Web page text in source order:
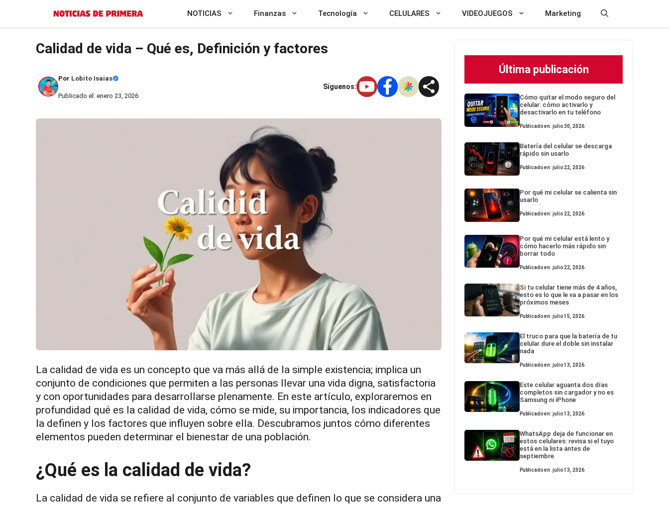
al
contenido
NOTICIAS Finanzas Tecnología CELULARES VIDEOJUEGOS Marketing
Calidad de vida – Qué es, Definición y factores
Por Lobito Isaias
Publicado el: enero 23, 2026
Síguenos:
La calidad de vida es un concepto que va más allá de la simple existencia; implica un
conjunto de condiciones que permiten a las personas llevar una vida digna, satisfactoria
y con oportunidades para desarrollarse plenamente. En este artículo, exploraremos en
profundidad qué es la calidad de vida, cómo se mide, su importancia, los indicadores que
la definen y los factores que influyen sobre ella. Descubramos juntos cómo diferentes
elementos pueden determinar el bienestar de una población.
¿Qué es la calidad de vida?
La calidad de vida se refiere al conjunto de variables que definen lo que se considera una
Última publicación
Cómo quitar el modo seguro del
celular: cómo activarlo y
desactivarlo en tu teléfono
Publicado en: julio 30, 2026
Batería del celular se descarga
rápido sin usarlo
Publicado en: julio 22, 2026
Por qué mi celular se calienta sin
usarlo
Publicado en: julio 22, 2026
Por qué mi celular está lento y
cómo hacerlo más rápido sin
borrar todo
Publicado en: julio 22, 2026
Si tu celular tiene más de 4 años,
esto es lo que le va a pasar en los
próximos meses
Publicado en: julio 15, 2026
El truco para que la batería de tu
celular dure el doble sin instalar
nada
Publicado en: julio 13, 2026
Este celular aguanta dos días
completos sin cargador y no es
Samsung ni iPhone
Publicado en: julio 13, 2026
WhatsApp deja de funcionar en
estos celulares: revisa si el tuyo
está en la lista antes de
septiembre
Publicado en: julio 13, 2026